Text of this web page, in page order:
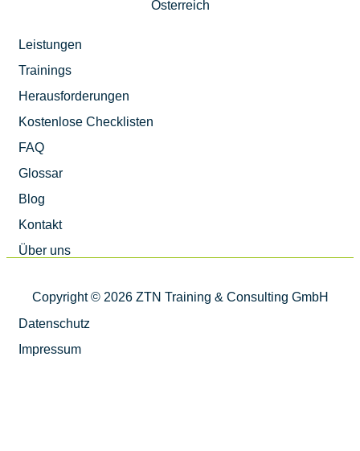
Österreich
Leistungen
Trainings
Herausforderungen
Kostenlose Checklisten
FAQ
Glossar
Blog
Kontakt
Über uns
Copyright © 2026 ZTN Training & Consulting GmbH
Datenschutz
Impressum